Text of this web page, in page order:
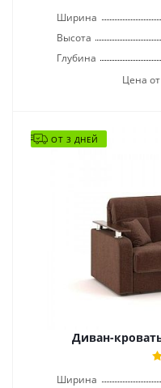
Ширина
Высота
Глубина
Цена от
ОТ 3 ДНЕЙ
Диван-
Ширина